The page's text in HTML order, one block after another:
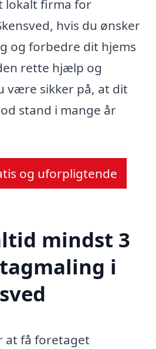
lokalt firma for
hvis du ønsker
og forbedre dit hjems
rette hjælp og
være sikker på, at dit
stand i mange år
og uforpligtende
mindst 3
i
at få foretaget